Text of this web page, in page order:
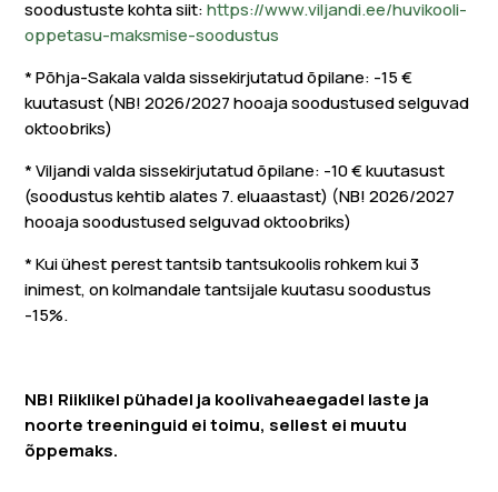
soodustuste kohta siit:https://www.viljandi.ee/huvikooli-
oppetasu-maksmise-soodustus
* Põhja-Sakala valda sissekirjutatud õpilane: -15 €
kuutasust (NB! 2026/2027 hooaja soodustused selguvad
oktoobriks)
* Viljandi valda sissekirjutatud õpilane: -10 € kuutasust
(soodustus kehtib alates 7. eluaastast) (NB! 2026/2027
hooaja soodustused selguvad oktoobriks)
* Kui ühest perest tantsib tantsukoolis rohkem kui 3
inimest, on kolmandale tantsijale kuutasu soodustus
-15%.
​​NB! Riiklikel pühadel ja koolivaheaegadel laste ja
noorte treeninguid ei toimu, sellest ei muutu
õppemaks.